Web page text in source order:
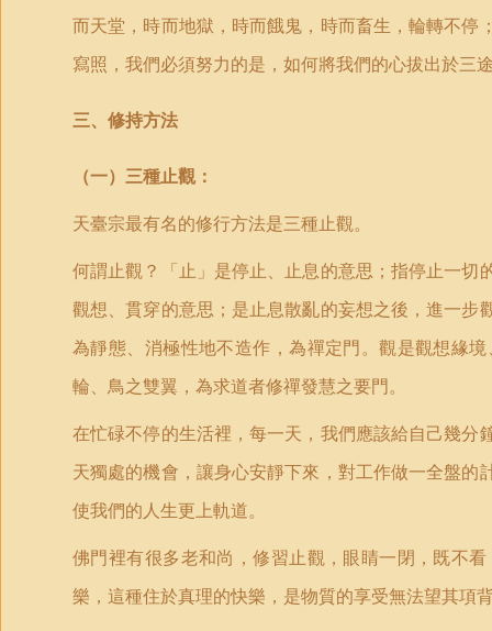
而天堂，時而地獄，時而餓鬼，時而畜生，輪轉不
寫照，我們必須努力的是，如何將我們的心拔出於三
三、 修持方法
（一） 三種止觀：
天臺宗最有名的修行方法是三種止觀。
何謂止觀？「止」是停止、止息的意思；指停止一
觀想、貫穿的意思；是止息散亂的妄想之後，進一
為靜態、消極性地不造作，為禪定門。觀是觀想緣
輪、鳥之雙翼，為求道者修禪發慧之要門。
在忙碌不停的生活裡，每一天，我們應該給自己幾
天獨處的機會，讓身心安靜下來，對工作做一全盤
使我們的人生更上軌道。
佛門裡有很多老和尚，修習止觀，眼睛一閉，既不
樂，這種住於真理的快樂，是物質的享受無法望其項